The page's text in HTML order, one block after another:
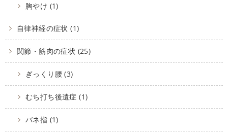
胸やけ (1)
自律神経の症状 (1)
関節・筋肉の症状 (25)
ぎっくり腰 (3)
むち打ち後遺症 (1)
バネ指 (1)